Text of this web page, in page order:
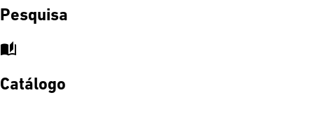
Pesquisa
auto_stories
Catálogo